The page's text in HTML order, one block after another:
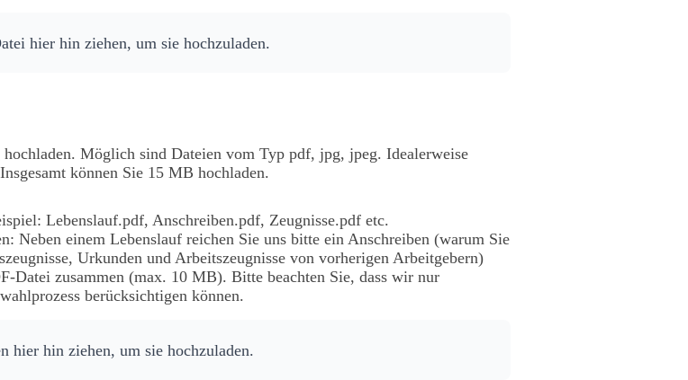
hier hin ziehen, um sie hochzuladen.
Möglich sind Dateien vom Typ pdf, jpg, jpeg. Idealerweise
können Sie 15 MB hochladen.
Lebenslauf.pdf, Anschreiben.pdf, Zeugnisse.pdf etc.
Neben einem Lebenslauf reichen Sie uns bitte ein Anschreiben (warum Sie
Urkunden und Arbeitszeugnisse von vorherigen Arbeitgebern)
Datei zusammen (max. 10 MB). Bitte beachten Sie, dass wir nur
berücksichtigen können.
hier hin ziehen, um sie hochzuladen.